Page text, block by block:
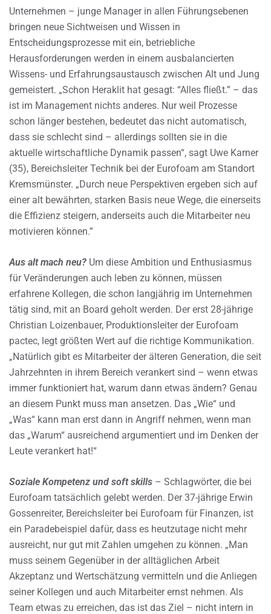
Unternehmen – junge Manager in allen Führungsebenen
bringen neue Sichtweisen und Wissen in
Entscheidungsprozesse mit ein, betriebliche
Herausforderungen werden in einem ausbalancierten
Wissens- und Erfahrungsaustausch zwischen Alt und Jung
gemeistert. „Schon Heraklit hat gesagt: “Alles fließt.” – das
ist im Management nichts anderes. Nur weil Prozesse
schon länger bestehen, bedeutet das nicht automatisch,
dass sie schlecht sind – allerdings sollten sie in die
aktuelle wirtschaftliche Dynamik passen“, sagt Uwe Karner
(35), Bereichsleiter Technik bei der Eurofoam am Standort
Kremsmünster. „Durch neue Perspektiven ergeben sich auf
einer alt bewährten, starken Basis neue Wege, die einerseits
die Effizienz steigern, anderseits auch die Mitarbeiter neu
motivieren können.”
Aus alt mach neu? Um diese Ambition und Enthusiasmus
für Veränderungen auch leben zu können, müssen
erfahrene Kollegen, die schon langjährig im Unternehmen
tätig sind, mit an Board geholt werden. Der erst 28-jährige
Christian Loizenbauer, Produktionsleiter der Eurofoam
pactec, legt größten Wert auf die richtige Kommunikation.
„Natürlich gibt es Mitarbeiter der älteren Generation, die seit
Jahrzehnten in ihrem Bereich verankert sind – wenn etwas
immer funktioniert hat, warum dann etwas ändern? Genau
an diesem Punkt muss man ansetzen. Das „Wie“ und
„Was“ kann man erst dann in Angriff nehmen, wenn man
das „Warum“ ausreichend argumentiert und im Denken der
Leute verankert hat!“
Soziale Kompetenz und soft skills – Schlagwörter, die bei
Eurofoam tatsächlich gelebt werden. Der 37-jährige Erwin
Gossenreiter, Bereichsleiter bei Eurofoam für Finanzen, ist
ein Paradebeispiel dafür, dass es heutzutage nicht mehr
ausreicht, nur gut mit Zahlen umgehen zu können. „Man
muss seinem Gegenüber in der alltäglichen Arbeit
Akzeptanz und Wertschätzung vermitteln und die Anliegen
seiner Kollegen und auch Mitarbeiter ernst nehmen. Als
Team etwas zu erreichen, das ist das Ziel – nicht intern in